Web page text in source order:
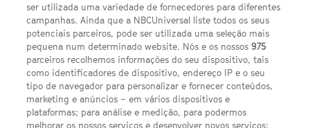
SEGUE-NOS
FACEBOOK
TWITTER
YOUTUBEINSTAGRAM
LINKS ÚTEIS
ser utilizada uma variedade de fornecedores para diferentes
campanhas. Ainda que a NBCUniversal liste todos os seus
potenciais parceiros, pode ser utilizada uma seleção mais
pequena num determinado website. Nós e os nossos975
parceiros recolhemos informações do seu dispositivo, tais
como identificadores de dispositivo, endereço IP e o seu
tipo de navegador para personalizar e fornecer conteúdos,
marketing e anúncios – em vários dispositivos e
plataformas; para análise e medição, para podermos
melhorar os nossos serviços e desenvolver novos serviços;